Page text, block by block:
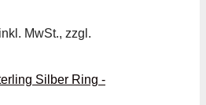
MwSt., zzgl.